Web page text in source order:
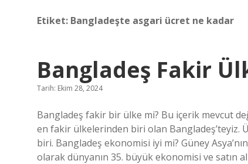
Etiket: Bangladeşte asgari ücret ne kadar
Bangladeş Fakir
Tarih: Ekim 28, 2024
Bangladeş fakir bir ülke mi? Bu içerik mevcut
en fakir ülkelerinden biri olan Bangladeş’teyiz.
biri. Bangladeş ekonomisi iyi mi? Güney
olarak dünyanın 35. büyük ekonomisi ve satın